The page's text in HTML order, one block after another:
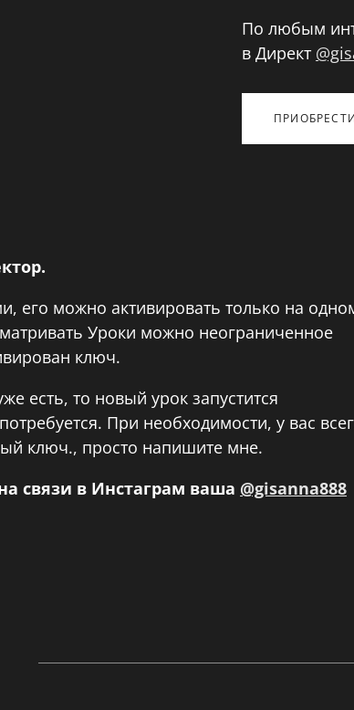
По любым
в Директ
его можно активировать только на
Уроки можно неограниченное
ключ.
есть, то новый урок запустится
При необходимости, у вас
ключ., просто напишите мне.
связи в Инстаграм ваша @gisanna888